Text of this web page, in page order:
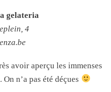
gelateria
4
avoir aperçu les immenses
n’a pas été déçues